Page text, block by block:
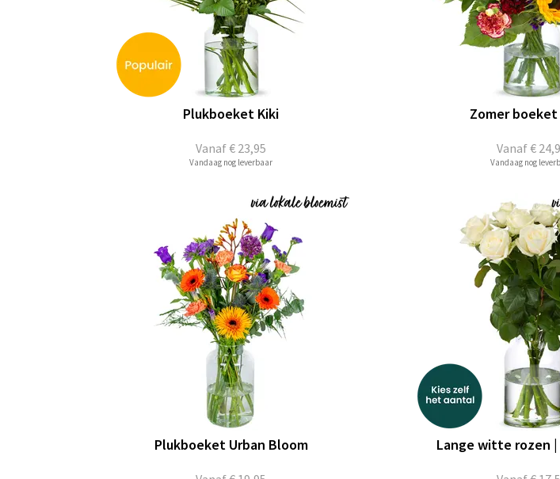
Vanaf€ 23,95
Plukboeket Kiki
Vandaag nog leverbaar
Vanaf€
Zomer
Vandaag nog
Plukboeket Urban Bloom Lange witte rozen